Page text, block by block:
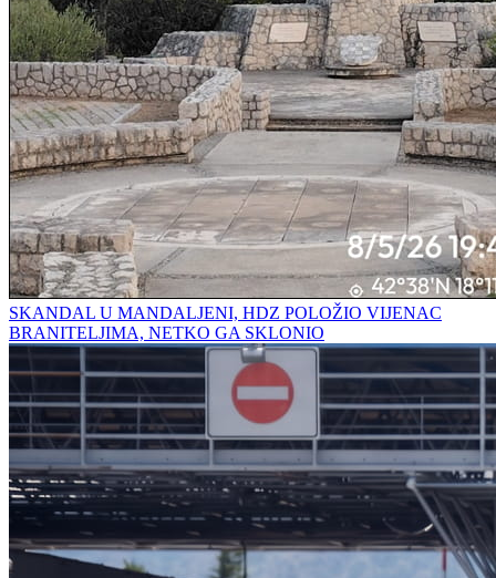
SKANDAL U MANDALJENI, HDZ POLOŽIO VIJENAC
BRANITELJIMA, NETKO GA SKLONIO